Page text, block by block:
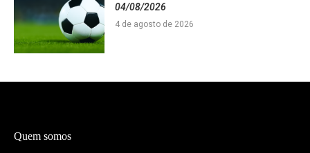
04/08/2026
4 de agosto de 2026
Quem somos